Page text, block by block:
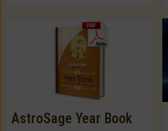
AstroSage Year Book